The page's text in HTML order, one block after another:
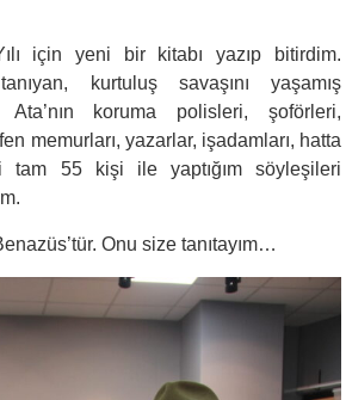
için yeni bir kitabı yazıp bitirdim.
kurtuluş savaşını yaşamış
Ata’nın koruma polisleri, şoförleri,
memurları, yazarlar, işadamları, hatta
55 kişi ile yaptığım söyleşileri
Onu size tanıtayım…